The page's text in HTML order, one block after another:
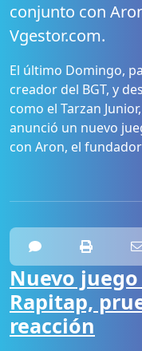
conjunto con
Vgestor.com.
El último Domingo,
creador del BGT, y
como el Tarzan
anunció un nuevo
con Aron, el
Nuevo
Rapitap,
reacción